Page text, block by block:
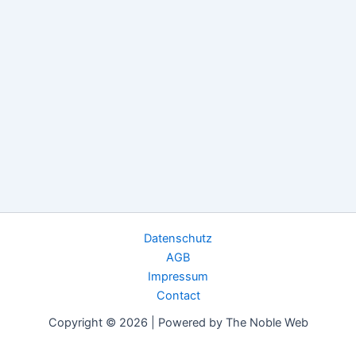
Datenschutz
AGB
Impressum
Contact
Copyright © 2026 | Powered by The Noble Web